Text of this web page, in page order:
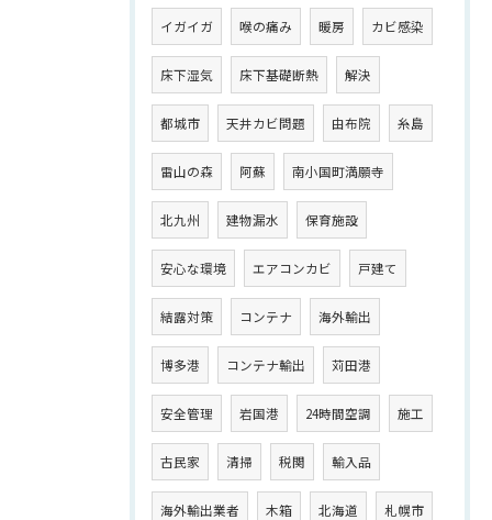
イガイガ 喉の痛み 暖房 カビ感染
床下湿気 床下基礎断熱 解決
都城市 天井カビ問題 由布院 糸島
雷山の森 阿蘇 南小国町満願寺
北九州 建物漏水 保育施設
安心な環境 エアコンカビ 戸建て
結露対策 コンテナ 海外輸出
博多港 コンテナ輸出 苅田港
安全管理 岩国港 24時間空調 施工
古民家 清掃 税関 輸入品
海外輸出業者 木箱 北海道 札幌市